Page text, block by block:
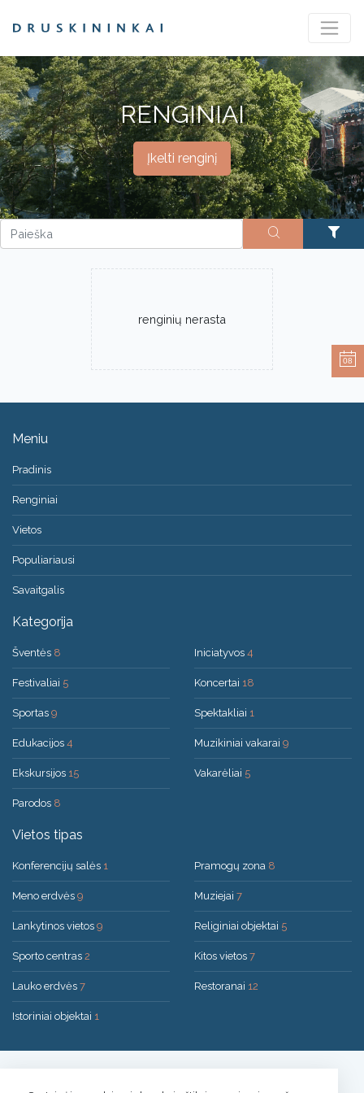
RENGINIAI
Įkelti renginį
renginių nerasta
Meniu
Pradinis
Renginiai
Vietos
Populiariausi
Savaitgalis
Kategorija
Šventės 8
Festivaliai 5
Sportas 9
Edukacijos 4
Ekskursijos 15
Parodos 8
Iniciatyvos 4
Koncertai 18
Spektakliai 1
Muzikiniai vakarai 9
Vakarėliai 5
Vietos tipas
Konferencijų salės 1
Meno erdvės 9
Lankytinos vietos 9
Sporto centras 2
Lauko erdvės 7
Istoriniai objektai 1
Pramogų zona 8
Muziejai 7
Religiniai objektai 5
Kitos vietos 7
Restoranai 12
08